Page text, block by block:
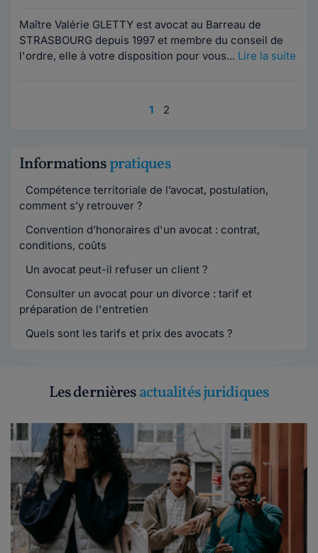
Maître Valérie GLETTY est avocat au Barreau de
STRASBOURG depuis 1997 et membre du conseil de
l'ordre, elle à votre disposition pour vous... Lire la suite
1 2
Informationspratiques
Compétence territoriale de l’avocat, postulation,
comment s’y retrouver ?
Convention d’honoraires d'un avocat : contrat,
conditions, coûts
Un avocat peut-il refuser un client ?
Consulter un avocat pour un divorce : tarif et
préparation de l'entretien
Quels sont les tarifs et prix des avocats ?
Les dernièresactualités juridiques